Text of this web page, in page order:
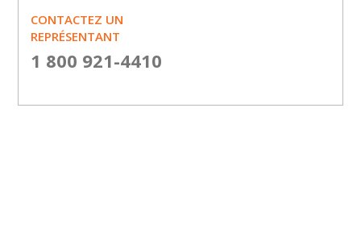
CONTACTEZ UN
REPRÉSENTANT
1 800 921-4410